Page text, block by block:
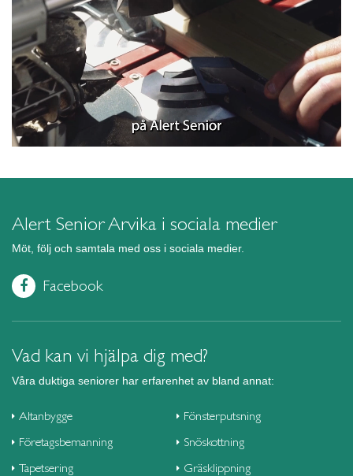
Alert Senior Arvika i sociala medier
Möt, följ och samtala med oss i sociala medier.
Facebook
Vad kan vi hjälpa dig med?
Våra duktiga seniorer har erfarenhet av bland annat:
Altanbygge
Företagsbemanning
Tapetsering
Fönsterputsning
Snöskottning
Gräsklippning